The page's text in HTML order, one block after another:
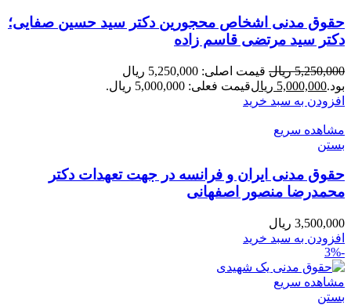
حقوق مدنی اشخاص محجورین دکتر سید حسین صفایی؛
دکتر سید مرتضی قاسم زاده
5,250,000 ریال
قیمت اصلی: 5,250,000 ریال
بود.5,000,000 ریالقیمت فعلی: 5,000,000 ریال.
افزودن به سبد خرید
مشاهده سریع
بستن
حقوق مدنی ایران و فرانسه در جهت تعهدات دکتر
محمدرضا منصور اصفهانی
3,500,000 ریال
افزودن به سبد خرید
-3%
مشاهده سریع
بستن